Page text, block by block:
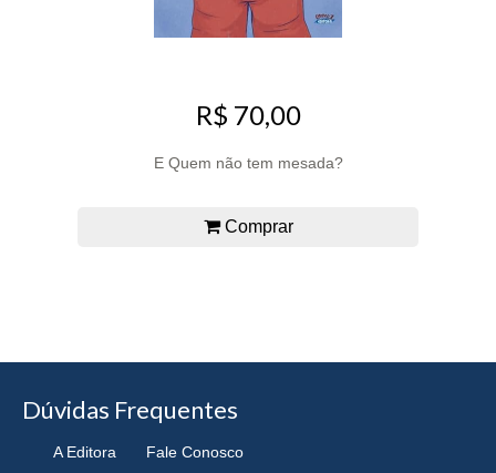
R$ 70,00
E Quem não tem mesada?
Comprar
Dúvidas Frequentes
A Editora Fale Conosco